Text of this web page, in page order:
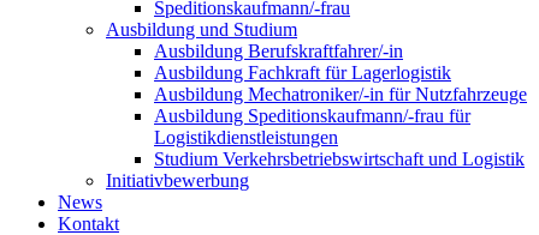
Speditionskaufmann/-frau
Ausbildung und Studium
Ausbildung Berufskraftfahrer/-in
Ausbildung Fachkraft für Lagerlogistik
Ausbildung Mechatroniker/-in für Nutzfahrzeuge
Ausbildung Speditionskaufmann/-frau für
Logistikdienstleistungen
Studium Verkehrsbetriebswirtschaft und Logistik
Initiativbewerbung
News
Kontakt